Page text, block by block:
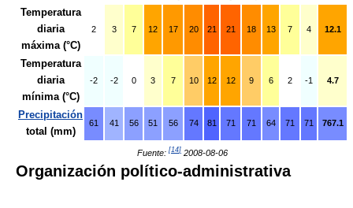
Temperatura
diaria
máxima (°C)
2 3 7 12 17 20 21 21 18 13 7 4 12.1
Temperatura
diaria
mínima (°C)
-2 -2 0 3 7 10 12 12 9 6 2 -1 4.7
Precipitación
total (mm)
61 41 56 51 56 74 81 71 71 64 71 71 767.1
Fuente: [14] 2008-08-06
Organización político-administrativa